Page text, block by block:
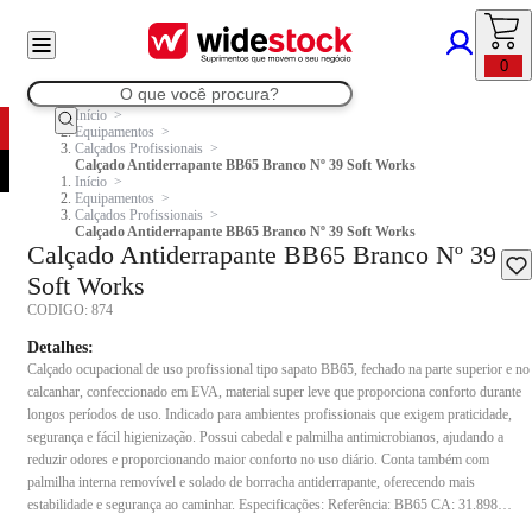
0
Início
Equipamentos
Calçados Profissionais
Calçado Antiderrapante BB65 Branco Nº 39 Soft Works
Início
Equipamentos
Calçados Profissionais
Calçado Antiderrapante BB65 Branco Nº 39 Soft Works
Calçado Antiderrapante BB65 Branco Nº 39
Soft Works
CODIGO: 874
Detalhes:
Calçado ocupacional de uso profissional tipo sapato BB65, fechado na parte superior e no
calcanhar, confeccionado em EVA, material super leve que proporciona conforto durante
longos períodos de uso. Indicado para ambientes profissionais que exigem praticidade,
segurança e fácil higienização. Possui cabedal e palmilha antimicrobianos, ajudando a
reduzir odores e proporcionando maior conforto no uso diário. Conta também com
palmilha interna removível e solado de borracha antiderrapante, oferecendo mais
estabilidade e segurança ao caminhar. Especificações: Referência: BB65 CA: 31.898